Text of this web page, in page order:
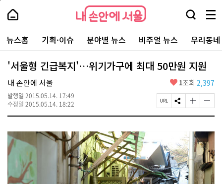
본
로
가
내
손
안
에
서
울
-
서
울
시
대
표
소
포
털
내
손
에
울
검
창
열
기
메
뉴
전
체
보
주
요
서
뉴스홈 기획·이슈 분야별 뉴스 비주얼 뉴스 우리동
'서울형 긴급복지'…위기가구에 최대 50만원 지원
내 손안에 서울
발행일 2015.05.14. 17:49
수정일 2015.05.14. 18:22
좋
요
1조회 2,397
페
이
L
복
사
S
N
유
하
기
글
자
기
크
게
변
경
하
기
글
자
기
작
게
변
경
하
기
페
상
단
로